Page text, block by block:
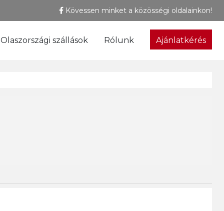
Kövessen minket a közösségi oldalainkon!
Olaszországi szállások Rólunk Ajánlatkérés